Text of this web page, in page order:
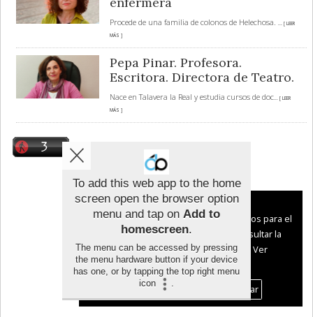
Procede de una familia de colonos de Helechosa. ... [ LEER
MÁS ]
Pepa Pinar. Profesora.
Escritora. Directora de Teatro.
Nace en Talavera la Real y estudia cursos de doc... [ LEER
MÁS ]
To add this web app to the home
screen open the browser option
menu and tap on Add to
homescreen.
The menu can be accessed by pressing
the menu hardware button if your device
has one, or by tapping the top right menu
icon
.
Aviso sobre el Uso de cookies:
Utilizamos cookies nuestras y de terceros para el
funcionamiento del digital. Puedes consultar la
lista de cookies y como desconectarlas.
Ver
nuestra Política de Privacidad y Cookies
Aceptar Cookies
Personalizar